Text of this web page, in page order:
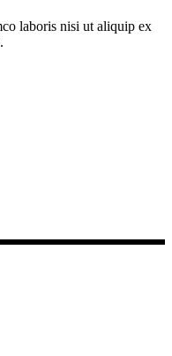
laboris nisi ut aliquip ex